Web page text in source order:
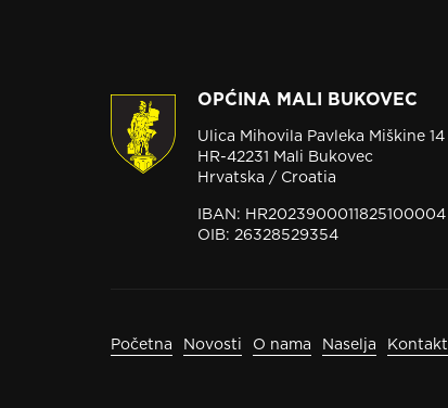
OPĆINA MALI BUKOVEC
Ulica Mihovila Pavleka Miškine 14
HR-42231 Mali Bukovec
Hrvatska / Croatia
IBAN: HR2023900011825100004
OIB: 26328529354
Početna Novosti O nama Naselja Kontakt